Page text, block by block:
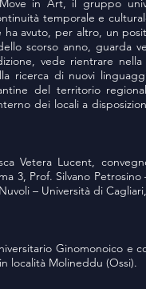
in Art, il gruppo
temporale e
avuto, per altro, un
scorso anno,
vede rientrare
ricerca di nuovi
del territorio
dei locali a
Vetera Lucent,
3, Prof. Silvano
– Università di
Ginomonoico e
località Molineddu (Ossi).